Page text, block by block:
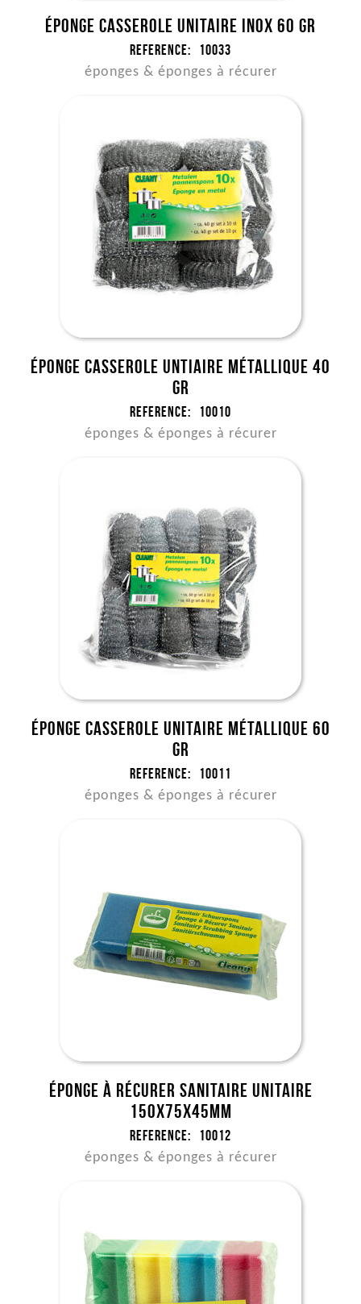
Éponge casserole unitaire INOX 60 gr
Reference: 10033
éponges & éponges à récurer
Éponge casserole untiaire métallique 40
gr
Reference: 10010
éponges & éponges à récurer
Éponge casserole unitaire métallique 60
gr
Reference: 10011
éponges & éponges à récurer
Éponge à récurer sanitaire unitaire
150x75x45mm
Reference: 10012
éponges & éponges à récurer